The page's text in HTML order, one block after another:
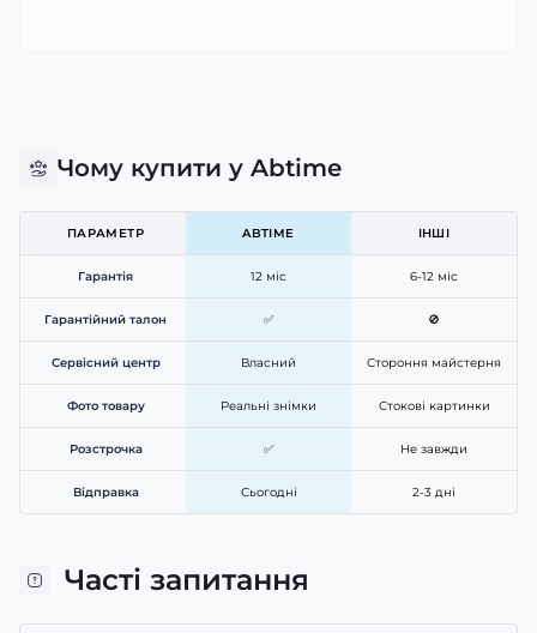
Чому купити у Abtime
ПАРАМЕТР ABTIME ІНШІ
Гарантія 12 міс 6-12 міс
Гарантійний талон ✅ 🚫
Сервісний центр Власний Стороння майстерня
Фото товару Реальні знімки Стокові картинки
Розстрочка ✅ Не завжди
Відправка Сьогодні 2-3 дні
Часті запитання